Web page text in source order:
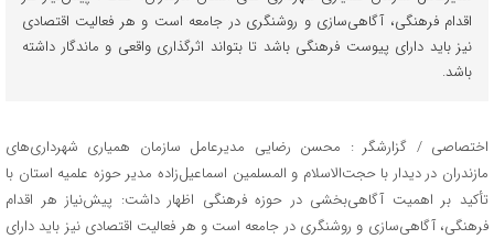
اقدام فرهنگی، آگاهی‌سازی و روشنگری در جامعه است و هر فعالیت اقتصادی
نیز باید دارای پیوست فرهنگی باشد تا بتواند اثرگذاری واقعی و ماندگار داشته
باشد.
اختصاصی / گزارشگر : محسن رضایی مدیرعامل سازمان همیاری شهرداری‌های
مازندران در دیدار با حجت‌الاسلام و المسلمین اسماعیل‌زاده مدیر حوزه علمیه استان با
تأکید بر اهمیت آگاهی‌بخشی در حوزه فرهنگی اظهار داشت: پیش‌نیاز هر اقدام
فرهنگی، آگاهی‌سازی و روشنگری در جامعه است و هر فعالیت اقتصادی نیز باید دارای